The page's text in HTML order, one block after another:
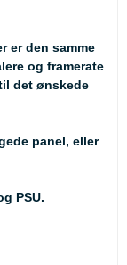
er den samme
og framerate
det ønskede
panel, eller
PSU.